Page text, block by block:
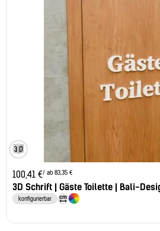
100,41 €/ ab 83,35 €
3D Schrift | Gäste Toilette | Bali-
konfigurierbar